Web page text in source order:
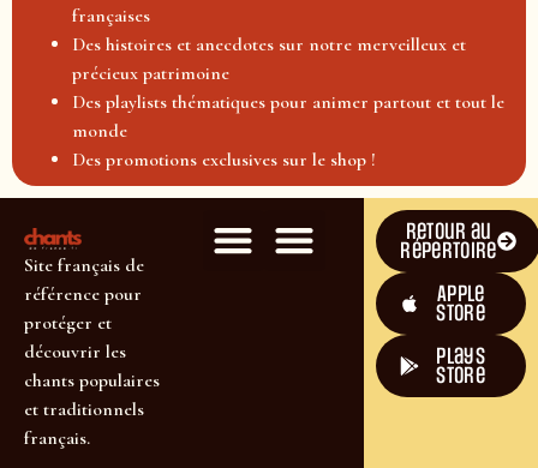
françaises
Des histoires et anecdotes sur notre merveilleux et
précieux patrimoine
Des playlists thématiques pour animer partout et tout le
monde
Des promotions exclusives sur le shop !
Site français de
référence pour
protéger et
découvrir les
chants populaires
et traditionnels
français.
Retour au
répertoire
Apple
Store
plays
store